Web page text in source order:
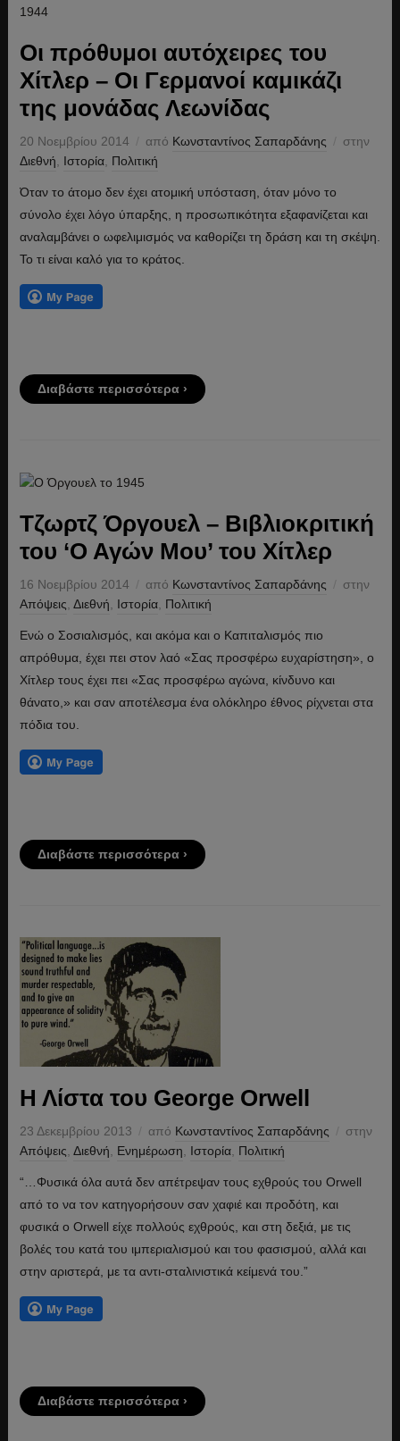
Οι πρόθυμοι αυτόχειρες του
Χίτλερ – Oι Γερμανοί καμικάζι
της μονάδας Λεωνίδας
20 Νοεμβρίου 2014 από Κωνσταντίνος Σαπαρδάνης
στην
Διεθνή
Ιστορία, Πολιτική
Όταν το άτομο δεν έχει ατομική υπόσταση, όταν μόνο το
σύνολο έχει λόγο ύπαρξης, η προσωπικότητα εξαφανίζεται και
αναλαμβάνει ο ωφελιμισμός να καθορίζει τη δράση και τη σκέψη.
Το τι είναι καλό για το κράτος.
Διαβάστε περισσότερα ›
Τζωρτζ Όργουελ – Βιβλιοκριτική
του ‘Ο Αγών Μου’ του Χίτλερ
16 Νοεμβρίου 2014 από Κωνσταντίνος Σαπαρδάνης
στην
Απόψεις Διεθνή Ιστορία, Πολιτική
Ενώ ο Σοσιαλισμός, και ακόμα και ο Καπιταλισμός πιο
απρόθυμα, έχει πει στον λαό «Σας προσφέρω ευχαρίστηση», ο
Χίτλερ τους έχει πει «Σας προσφέρω αγώνα, κίνδυνο και
θάνατο,» και σαν αποτέλεσμα ένα ολόκληρο έθνος ρίχνεται στα
πόδια του.
Διαβάστε περισσότερα ›
Η Λίστα του George Orwell
23 Δεκεμβρίου 2013 από Κωνσταντίνος Σαπαρδάνης
στην
Απόψεις Διεθνή Ενημέρωση Ιστορία, Πολιτική
“…Φυσικά όλα αυτά δεν απέτρεψαν τους εχθρούς του Orwell
από το να τον κατηγορήσουν σαν χαφιέ και προδότη, και
φυσικά ο Orwell είχε πολλούς εχθρούς, και στη δεξιά, με τις
βολές του κατά του ιμπεριαλισμού και του φασισμού, αλλά και
στην αριστερά, με τα αντι-σταλινιστικά κείμενά του.”
Διαβάστε περισσότερα ›